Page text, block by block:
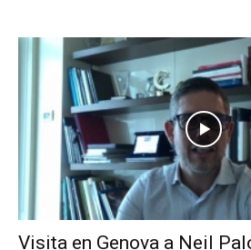
Visita en Genova a Neil